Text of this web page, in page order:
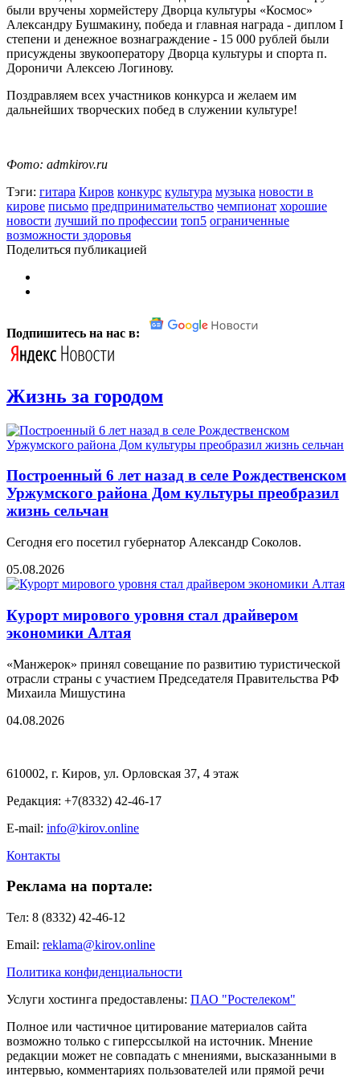
были вручены хормейстеру Дворца культуры «Космос»
Александру Бушмакину, победа и главная награда - диплом I
степени и денежное вознаграждение - 15 000 рублей были
присуждены звукооператору Дворца культуры и спорта п.
Дороничи Алексею Логинову.
Поздравляем всех участников конкурса и желаем им
дальнейших творческих побед в служении культуре!
Фото: admkirov.ru
Тэги: гитара Киров конкурс культура музыка новости в
кирове письмо предпринимательство чемпионат хорошие
новости лучший по профессии топ5 ограниченные
возможности здоровья
Поделиться публикацией
Подпишитесь на нас в:
Жизнь за городом
Построенный 6 лет назад в селе Рождественском
Уржумского района Дом культуры преобразил
жизнь сельчан
Сегодня его посетил губернатор Александр Соколов.
05.08.2026
Курорт мирового уровня стал драйвером
экономики Алтая
«Манжерок» принял совещание по развитию туристической
отрасли страны с участием Председателя Правительства РФ
Михаила Мишустина
04.08.2026
610002, г. Киров, ул. Орловская 37, 4 этаж
Редакция: +7(8332) 42-46-17
E-mail: info@kirov.online
Контакты
Реклама на портале:
Тел: 8 (8332) 42-46-12
Email: reklama@kirov.online
Политика конфиденциальности
Услуги хостинга предоставлены: ПАО "Ростелеком"
Полное или частичное цитирование материалов сайта
возможно только с гиперссылкой на источник. Мнение
редакции может не совпадать с мнениями, высказанными в
интервью, комментариях пользователей или прямой речи